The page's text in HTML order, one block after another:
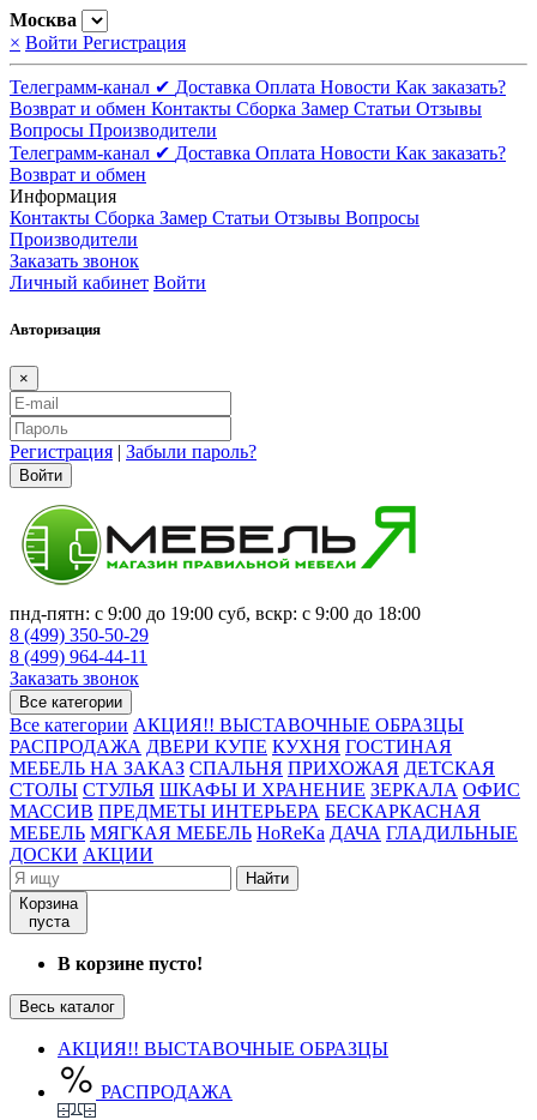
Москва
× Войти Регистрация
Телеграмм-канал ✔ Доставка Оплата Новости Как заказать?
Возврат и обмен Контакты Сборка Замер Статьи Отзывы
Вопросы Производители
Телеграмм-канал ✔ Доставка Оплата Новости Как заказать?
Возврат и обмен
Информация
Контакты Сборка Замер Статьи Отзывы Вопросы
Производители
Заказать звонок
Личный кабинет Войти
Авторизация
×
Регистрация | Забыли пароль?
Войти
пнд-пятн: с 9:00 до 19:00 суб, вскр: с 9:00 до 18:00
8 (499) 350-50-29
8 (499) 964-44-11
Заказать звонок
Все категории
Все категории АКЦИЯ!! ВЫСТАВОЧНЫЕ ОБРАЗЦЫ
РАСПРОДАЖА ДВЕРИ КУПЕ КУХНЯ ГОСТИНАЯ
МЕБЕЛЬ НА ЗАКАЗ СПАЛЬНЯ ПРИХОЖАЯ ДЕТСКАЯ
СТОЛЫ СТУЛЬЯ ШКАФЫ И ХРАНЕНИЕ ЗЕРКАЛА ОФИС
МАССИВ ПРЕДМЕТЫ ИНТЕРЬЕРА БЕСКАРКАСНАЯ
МЕБЕЛЬ МЯГКАЯ МЕБЕЛЬ HoReKa ДАЧА ГЛАДИЛЬНЫЕ
ДОСКИ АКЦИИ
Найти
Корзина
пуста
В корзине пусто!
Весь каталог
АКЦИЯ!! ВЫСТАВОЧНЫЕ ОБРАЗЦЫ
РАСПРОДАЖА